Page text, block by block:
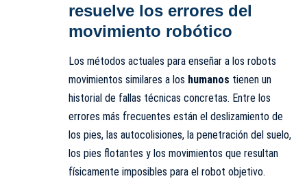
resuelve los errores del
movimiento robótico
Los métodos actuales para enseñar a los robots
movimientos similares a los humanos tienen un
historial de fallas técnicas concretas. Entre los
errores más frecuentes están el deslizamiento de
los pies, las autocolisiones, la penetración del suelo,
los pies flotantes y los movimientos que resultan
físicamente imposibles para el robot objetivo.